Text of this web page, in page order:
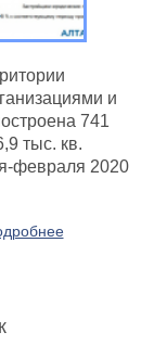
и
741
тыс. кв.
февраля 2020